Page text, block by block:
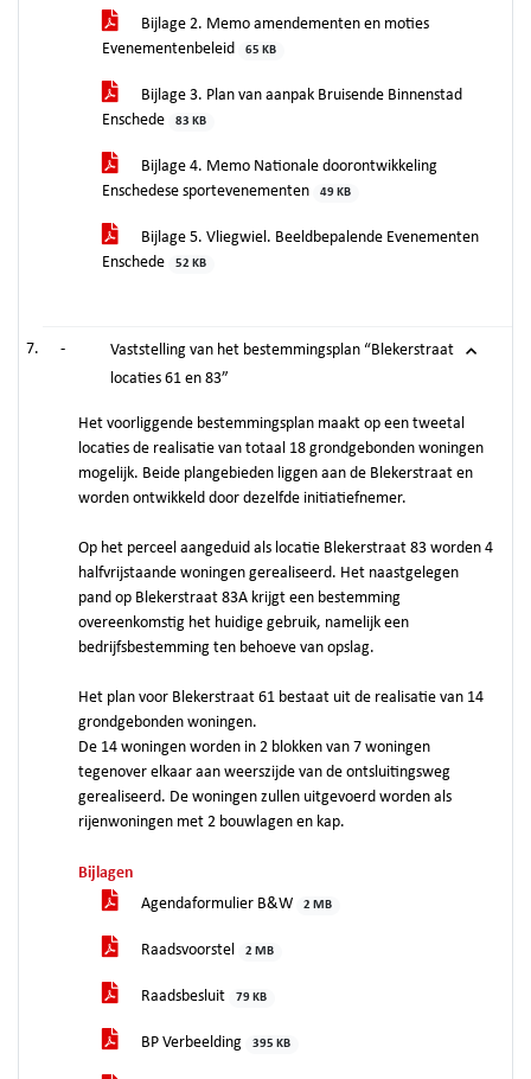
Bijlage 2. Memo amendementen en moties
Evenementenbeleid
65 KB
Bijlage 3. Plan van aanpak Bruisende Binnenstad
Enschede
83 KB
Bijlage 4. Memo Nationale doorontwikkeling
Enschedese sportevenementen
49 KB
Bijlage 5. Vliegwiel. Beeldbepalende Evenementen
Enschede
52 KB
-
Vaststelling van het bestemmingsplan “Blekerstraat
locaties 61 en 83”
Het voorliggende bestemmingsplan maakt op een tweetal
locaties de realisatie van totaal 18 grondgebonden woningen
mogelijk. Beide plangebieden liggen aan de Blekerstraat en
worden ontwikkeld door dezelfde initiatiefnemer.
Op het perceel aangeduid als locatie Blekerstraat 83 worden 4
halfvrijstaande woningen gerealiseerd. Het naastgelegen
pand op Blekerstraat 83A krijgt een bestemming
overeenkomstig het huidige gebruik, namelijk een
bedrijfsbestemming ten behoeve van opslag.
Het plan voor Blekerstraat 61 bestaat uit de realisatie van 14
grondgebonden woningen.
De 14 woningen worden in 2 blokken van 7 woningen
tegenover elkaar aan weerszijde van de ontsluitingsweg
gerealiseerd. De woningen zullen uitgevoerd worden als
rijenwoningen met 2 bouwlagen en kap.
Bijlagen
Agendaformulier B&W
2 MB
Raadsvoorstel 2 MB
Raadsbesluit 79 KB
BP Verbeelding 395 KB